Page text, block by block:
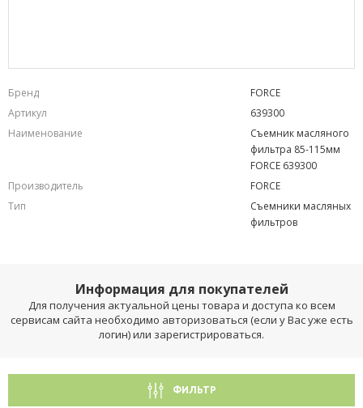
Бренд
FORCE
Артикул
639300
Наименование
Съемник масляного
фильтра 85-115мм
FORCE 639300
Производитель
FORCE
Тип
Съемники масляных
фильтров
Информация для покупателей
Для получения актуальной цены товара и доступа ко всем
сервисам сайта необходимо авторизоваться (если у Вас уже есть
логин) или зарегистрироваться.
ФИЛЬТР